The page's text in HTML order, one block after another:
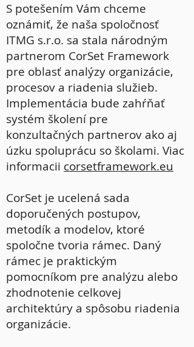
S potešením Vám chceme
oznámiť, že naša spoločnosť
ITMG s.r.o. sa stala národným
partnerom CorSet Framework
pre oblasť analýzy organizácie,
procesov a riadenia služieb.
Implementácia bude zahŕňať
systém školení pre
konzultačných partnerov ako aj
úzku spoluprácu so školami. Viac
informacii corsetframework.eu
CorSet je ucelená sada
doporučených postupov,
metodík a modelov, ktoré
spoločne tvoria rámec. Daný
rámec je praktickým
pomocníkom pre analýzu alebo
zhodnotenie celkovej
architektúry a spôsobu riadenia
organizácie.